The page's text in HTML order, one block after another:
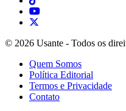
© 2026 Usante - Todos os
Quem Somos
Política Editorial
Termos e Privacidade
Contato